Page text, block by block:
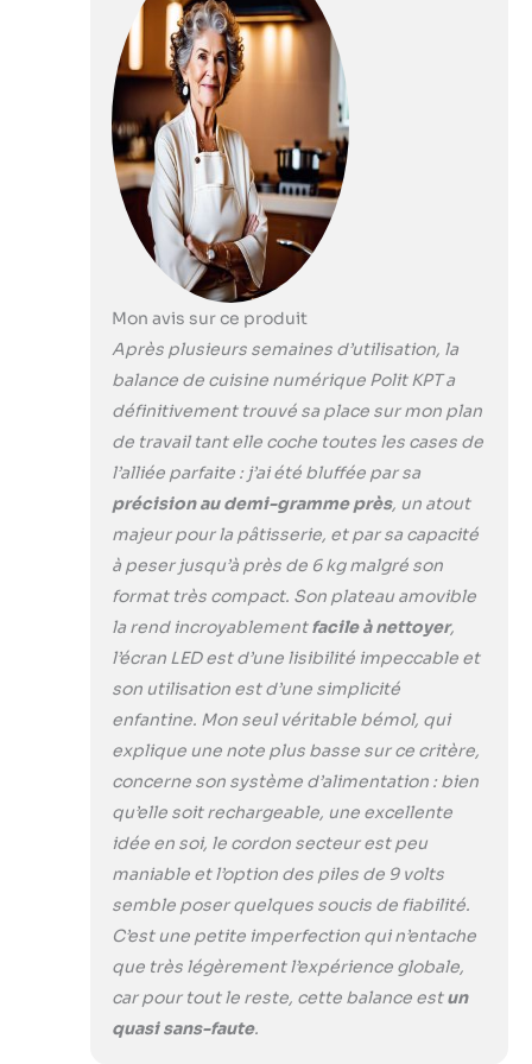
des mesures
exactes.
Nettoyage sans
tracas et facile à
ranger : la surface
amovible en acier
inoxydable assure
un nettoyage
facile et peut être
rincée
directement à
du produit : 21,1 x
15 x 5,1 cm.
S'adapte sans
effort sur votre
plan de travail sans
prendre beaucoup
de place. Fonction
de comptage de
de calculer le
nombre
d'ingrédients
manuellement.
Utilisez la fonction
de comptage de
base pour garantir
des rapports
précis et améliorer
l'efficacité. Il est
particulièrement
utile pour compter
de petits articles
comme les grains
de café, les
fruits. Design
intelligent à
économie
Mon avis sur ce produit
Après plusieurs semaines d’utilisation, la
balance de cuisine numérique Polit KPT a
définitivement trouvé sa place sur mon plan
de travail tant elle coche toutes les cases de
l’alliée parfaite : j’ai été bluffée par sa
précision au demi-gramme près, un atout
majeur pour la pâtisserie, et par sa capacité
à peser jusqu’à près de 6 kg malgré son
format très compact. Son plateau amovible
la rend incroyablementfacile à nettoyer,
l’écran LED est d’une lisibilité impeccable et
son utilisation est d’une simplicité
enfantine. Mon seul véritable bémol, qui
explique une note plus basse sur ce critère,
concerne son système d’alimentation : bien
qu’elle soit rechargeable, une excellente
idée en soi, le cordon secteur est peu
maniable et l’option des piles de 9 volts
semble poser quelques soucis de fiabilité.
C’est une petite imperfection qui n’entache
que très légèrement l’expérience globale,
car pour tout le reste, cette balance estun
quasi sans-faute.